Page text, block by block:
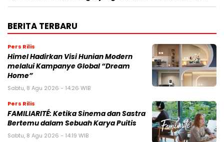
BERITA TERBARU
Pers Rilis
Himel Hadirkan Visi Hunian Modern
melalui Kampanye Global “Dream
Home”
Sabtu, 8 Agu 2026 - 14:26 WIB
Pers Rilis
FAMILIARITÉ: Ketika Sinema dan Sastra
Bertemu dalam Sebuah Karya Puitis
Sabtu, 8 Agu 2026 - 14:19 WIB